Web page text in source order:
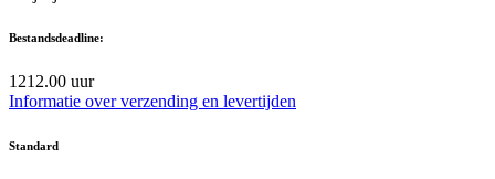
Bestandsdeadline:
1212.00 uur
Informatie over verzending en levertijden
Standard